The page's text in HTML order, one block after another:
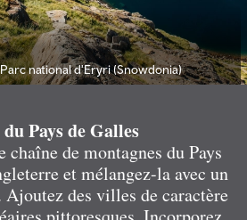
national d'Eryri (Snowdonia)
Pays de Galles
chaîne de montagnes du Pays
et mélangez-la avec un
des villes de caractère